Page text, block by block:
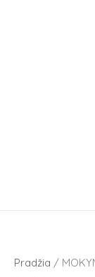
Pradžia /